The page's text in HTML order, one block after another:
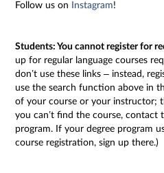
Follow us on Instagram!
Students: You cannot register for
up for regular language courses
don’t use these links – instead,
use the search function above in
of your course or your instructor;
you can’t find the course, contact
program. If your degree program
course registration, sign up there.)